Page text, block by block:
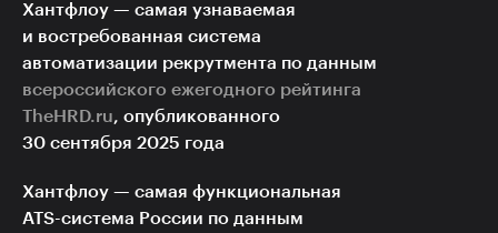
Хантфлоу — самая узнаваемая
и востребованная система
автоматизации рекрутмента по данным
всероссийского ежегодного рейтинга
TheHRD.ru, опубликованного
30 сентября 2025 года
Хантфлоу — самая функциональная
ATS-система России по данным